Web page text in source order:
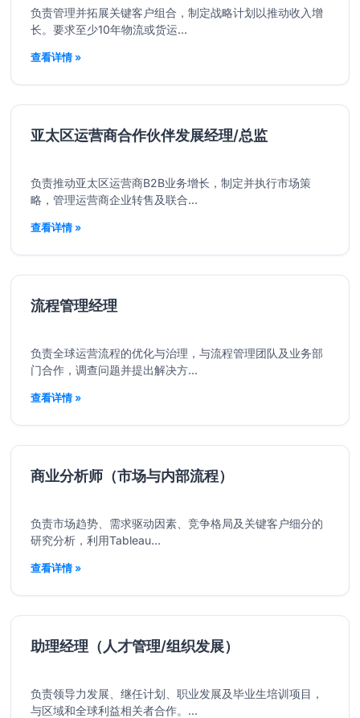
负责管理并拓展关键客户组合，制定战略计划以推动收入增
长。要求至少10年物流或货运...
查看详情 »
亚太区运营商合作伙伴发展经理/总监
负责推动亚太区运营商B2B业务增长，制定并执行市场策
略，管理运营商企业转售及联合...
查看详情 »
流程管理经理
负责全球运营流程的优化与治理，与流程管理团队及业务部
门合作，调查问题并提出解决方...
查看详情 »
商业分析师（市场与内部流程）
负责市场趋势、需求驱动因素、竞争格局及关键客户细分的
研究分析，利用Tableau...
查看详情 »
助理经理（人才管理/组织发展）
负责领导力发展、继任计划、职业发展及毕业生培训项目，
与区域和全球利益相关者合作。...